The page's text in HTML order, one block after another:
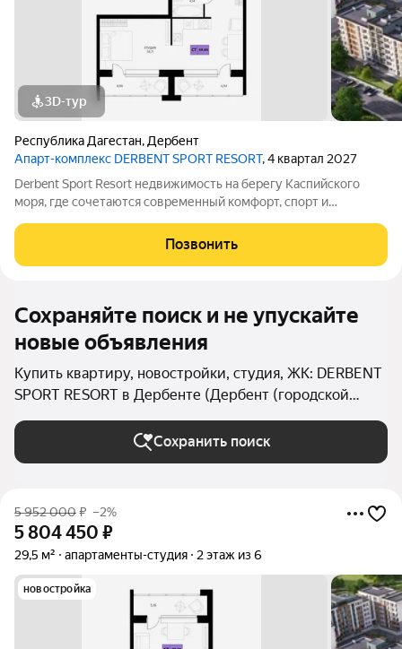
3D-тур
Республика Дагестан, Дербент
Апарт-комплекс DERBENT SPORT RESORT, 4 квартал 2027
Derbent Sport Resort недвижимость на берегу Каспийского
моря, где сочетаются современный комфорт, спорт и
учитывают все потребности современных
Позвонить
Сохраняйте поиск и не упускайте
новые объявления
Купить квартиру, новостройки, студия, ЖК: DERBENT
SPORT RESORT в Дербенте (Дербент (городской
округ))
Сохранить поиск
5 952 000₽ –2%
5 804 450 ₽
29,5 м² апартаменты-студия 2 этаж из 6
новостройка